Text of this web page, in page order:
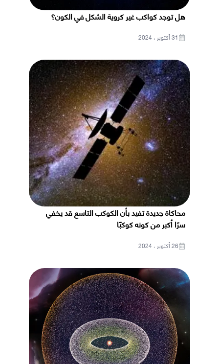
هل توجد كواكب غير كروية الشكل في الكون؟
31 أكتوبر ، 2024
محاكاة جديدة تفيد بأن الكوكب التاسع قد يخفي
سرًا أكبر من كونه كوكبًا
26 أكتوبر ، 2024